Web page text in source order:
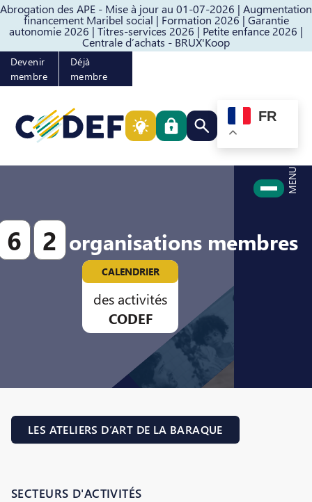
Abrogation des APE - Mise à jour au 01-07-2026 | Augmentation
financement Maribel social | Formation 2026 | Garantie
autonomie 2026 | Titres-services 2026 | Petite enfance 2026 |
Centrale d’achats - BRUX'Koop
Passer au contenuPasser au pied de page
Devenir
membre
Déjà
membre
Rechercher quelque
FR
MENU
6 2 organisations membres
CALENDRIER
des activités
CODEF
LES ATELIERS D’ART DE LA BARAQUE
SECTEURS D'ACTIVITÉS